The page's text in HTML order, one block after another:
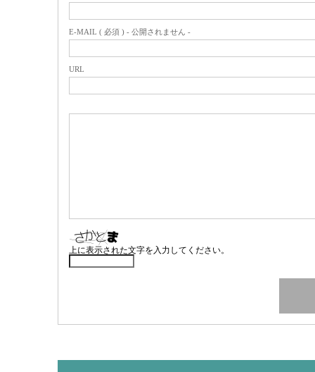
E-MAIL ( 必須 ) - 公開されません -
URL
上に表示された文字を入力してください。